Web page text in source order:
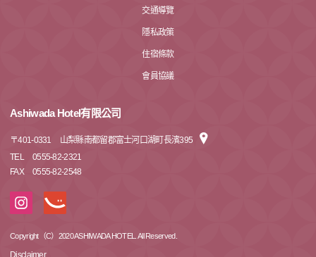
交通導覽
隱私政策
住宿條款
會員協議
Ashiwada Hotel有限公司
〒401-0331
山梨縣南都留郡富士河口湖町長濱395
TEL
0555-82-2321
FAX
0555-82-2548
Copyright（C）2020 ASHIWADA HOTEL. All Reserved.
Disclaimer